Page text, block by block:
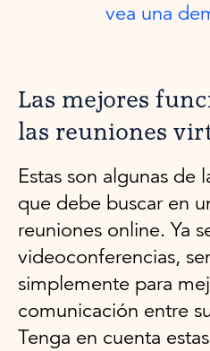
vea una
Las mejores
las reuniones
Estas son algunas de
que debe buscar en
reuniones online. Ya
videoconferencias,
simplemente para
comunicación entre
Tenga en cuenta